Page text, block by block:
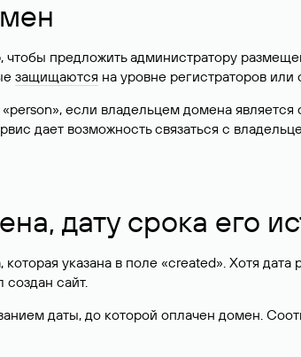
чтобы предложить администратору
защищаются на уровне регистраторов
если владельцем домена
дает возможность связаться с
дату срока его
указана в поле «created». Хотя
сайт.
даты, до которой оплачен домен.